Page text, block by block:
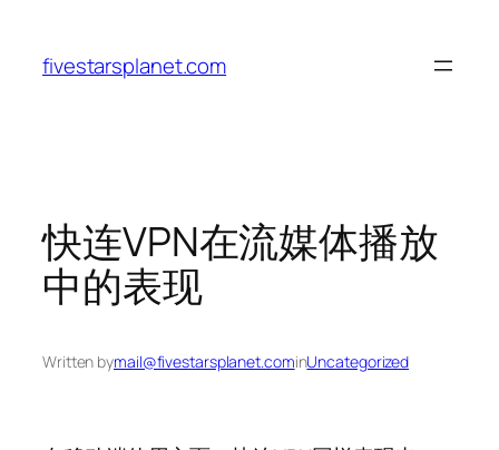
content
fivestarsplanet.com
快连VPN在流媒体播放
中的表现
Written bymail@fivestarsplanet.cominUncategorized